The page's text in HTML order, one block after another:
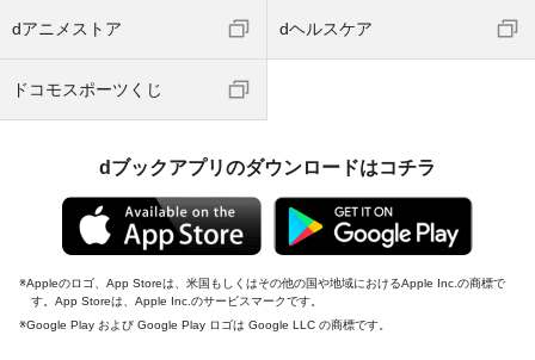
dアニメストア dヘルスケア
ドコモスポーツくじ
dブックアプリのダウンロードはコチラ
Appleのロゴ、App Storeは、米国もしくはその他の国や地域におけるApple Inc.の商標で
す。App Storeは、Apple Inc.のサービスマークです。
Google Play および Google Play ロゴは Google LLC の商標です。